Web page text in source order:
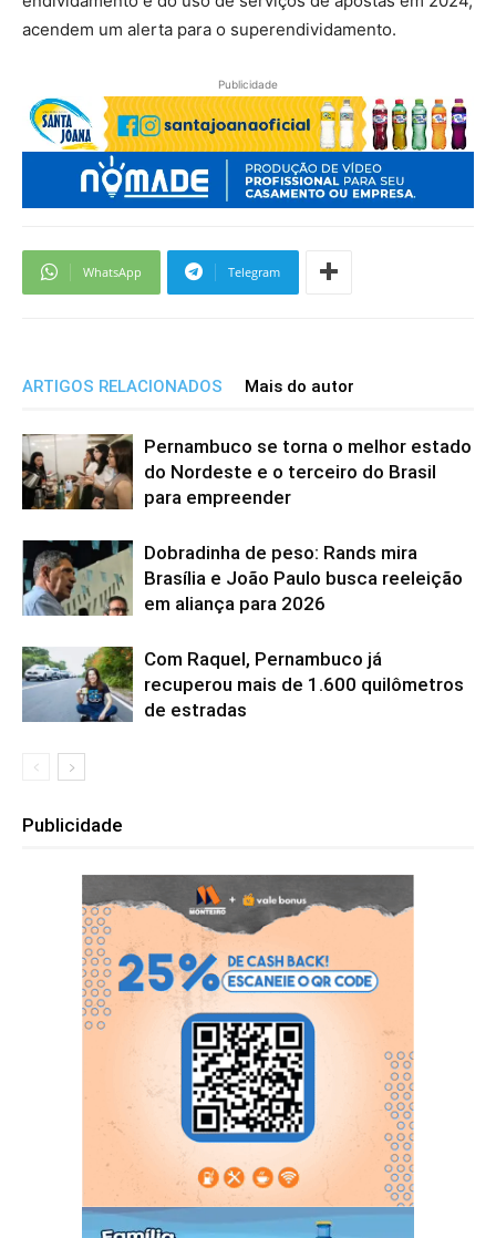
acendem um alerta para o superendividamento.
Publicidade
WhatsApp Telegram
ARTIGOS RELACIONADOS Mais do autor
Pernambuco se torna o melhor estado
do Nordeste e o terceiro do Brasil
para empreender
Dobradinha de peso: Rands mira
Brasília e João Paulo busca reeleição
em aliança para 2026
Com Raquel, Pernambuco já
recuperou mais de 1.600 quilômetros
de estradas
Publicidade